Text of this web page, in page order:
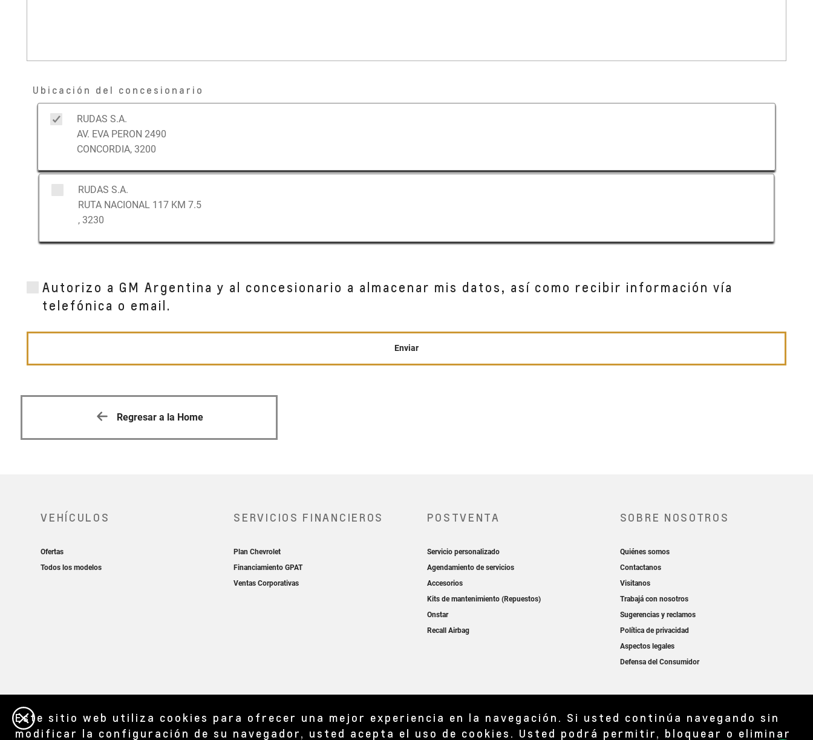
Ubicación del concesionario
RUDAS S.A.
AV. EVA PERON 2490
CONCORDIA, 3200
RUDAS S.A.
RUTA NACIONAL 117 KM 7.5
, 3230
Autorizo a GM Argentina y al concesionario a almacenar mis datos, así como recibir información vía
telefónica o email.
Enviar
Regresar a la Home
Este sitio web utiliza cookies para ofrecer una mejor experiencia en la navegación. Si usted continúa navegando sin
modificar la configuración de su navegador, usted acepta el uso de cookies. Usted podrá permitir, bloquear o eliminar